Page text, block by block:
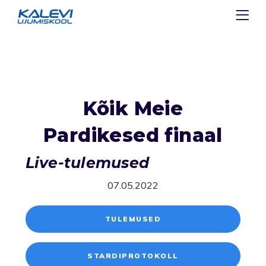
Kõik Meie
Pardikesed finaal
Live-tulemused
07.05.2022
TULEMUSED
STARDIPROTOKOLL